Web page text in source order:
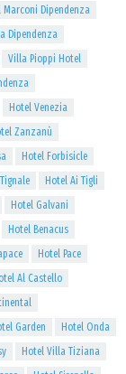
Marconi Dipendenza
Dipendenza
Villa Pioppi Hotel
Hotel Venezia
Zanzanù
Hotel Forbisicle
Hotel Ai Tigli
Hotel Galvani
Hotel Benacus
Hotel Pace
Al Castello
Garden
Hotel Onda
Hotel Villa Tiziana